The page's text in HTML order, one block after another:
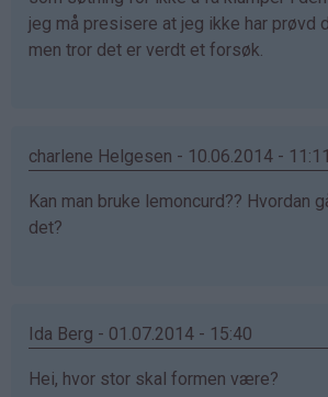
jeg må presisere at jeg ikke har prøvd
men tror det er verdt et forsøk.
charlene Helgesen - 10.06.2014 - 11:11
Kan man bruke lemoncurd?? Hvordan
det?
Ida Berg - 01.07.2014 - 15:40
Hei, hvor stor skal formen være?